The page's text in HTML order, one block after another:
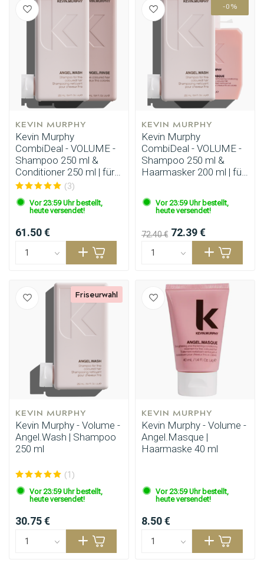
Stylingprodukte Haarfärbung
KEVIN MURPHY
Kevin Murphy
CombiDeal - VOLUME -
Shampoo 250 ml &
Conditioner 250 ml | für
feines Haar(3)
Vor 23:59 Uhr bestellt,
heute versendet!
61.50 €
-0%
KEVIN MURPHY
Kevin Murphy
CombiDeal - VOLUME -
Shampoo 250 ml &
Haarmasker 200 ml | für
Vor 23:59 Uhr bestellt,
heute versendet!
72.40 € 72.39 €
KEVIN MURPHY
Kevin Murphy - Volume -
Angel.Wash | Shampoo
250 ml
(1)
Vor 23:59 Uhr bestellt,
heute versendet!
30.75 €
Friseurwahl
KEVIN MURPHY
Kevin Murphy - Volume -
Angel.Masque |
Haarmaske 40 ml
Vor 23:59 Uhr bestellt,
heute versendet!
8.50 €